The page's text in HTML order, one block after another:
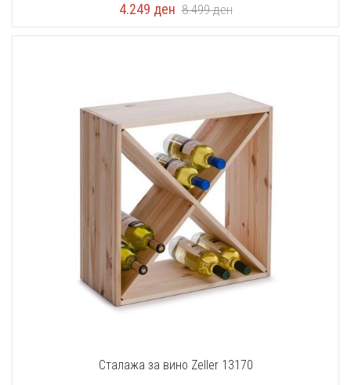
4.249 ден 8.499ден
Сталажа за вино Zeller 13170